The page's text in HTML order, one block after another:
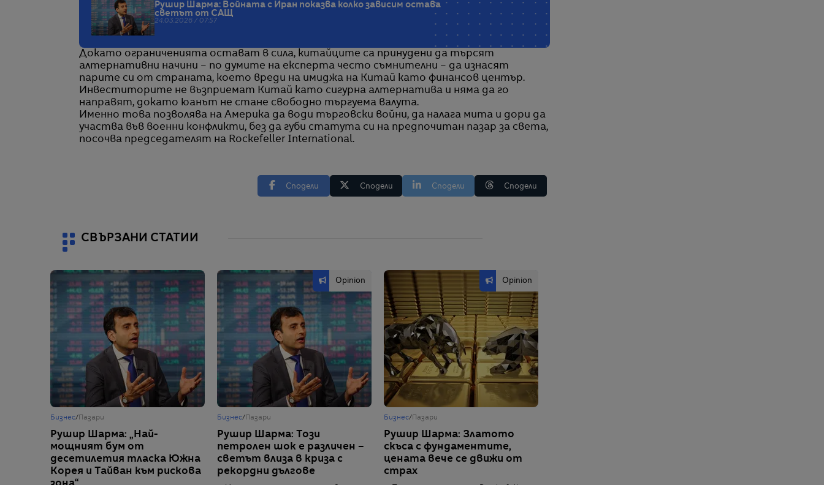
Рушир Шарма: Войната с Иран показва колко зависим остава
светът от САЩ
24.03.2026 / 07:57
Докато ограниченията остават в сила, китайците са принудени да търсят
алтернативни начини – по думите на експерта често съмнителни – да изнасят
парите си от страната, което вреди на имиджа на Китай като финансов център.
Инвеститорите не възприемат Китай като сигурна алтернатива и няма да го
направят, докато юанът не стане свободно търгуема валута.
Именно това позволява на Америка да води търговски войни, да налага мита и дори да
участва във военни конфликти, без да губи статута си на предпочитан пазар за света,
посочва председателят на Rockefeller International.
Сподели Сподели Сподели Сподели
СВЪРЗАНИ СТАТИИ
Бизнес/Пазари
Рушир Шарма: „Най-
мощният бум от
десетилетия тласка Южна
Корея и Тайван към рискова
Opinion
Бизнес/Пазари
Рушир Шарма: Този
петролен шок е различен –
светът влиза в криза с
рекордни дългове
Opinion
Бизнес/Пазари
Рушир Шарма: Златото
скъса с фундаментите,
цената вече се движи от
страх